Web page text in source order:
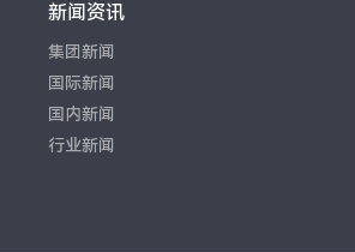
新闻资讯
集团新闻
国际新闻
国内新闻
行业新闻